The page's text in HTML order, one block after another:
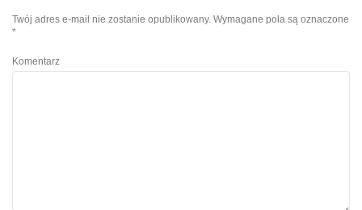
Twój adres e-mail nie zostanie opublikowany. Wymagane pola są oznaczone
*
Komentarz